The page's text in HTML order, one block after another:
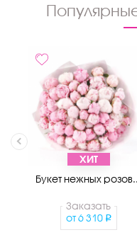
ХИТ
Букет нежных
Заказать
от 6 310